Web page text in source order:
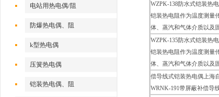
电站用热电偶/阻
防爆热电偶、阻
k型热电偶
压簧热电偶
铠装热电偶、阻
WZPK-138防水式铠装热
铠装热电阻作为温度测量
体、蒸汽和气体介质以及
WZPK-135防水式铠装热
铠装热电阻作为温度测量
体、蒸汽和气体介质以及
偿导线式铠装热电偶上海
WRNK-191带屏蔽补偿导